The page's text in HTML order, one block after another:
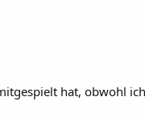
hat, obwohl